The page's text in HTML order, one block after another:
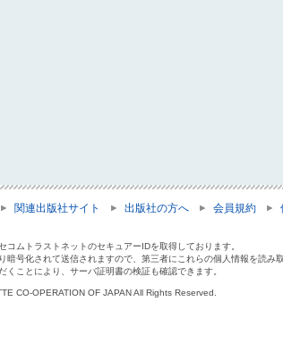
関連出版社サイト 出版社の方へ 会員規約
コムトラストネットのセキュアーIDを取得しております。
暗号化されて送信されますので、第三者にこれらの個人情報を読み
くことにより、サーバ証明書の検証も確認できます。
CO-OPERATION OF JAPAN All Rights Reserved.